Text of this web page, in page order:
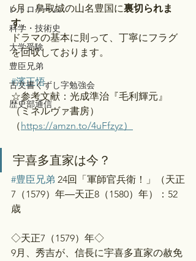
レトロゲーム
科学・技術史
大学受験
豊臣兄弟
古文書くずし字勉強会
歴史部通信
6月、鳥取城の山名豊国に裏切られま
す。
ドラマの基本に則って、丁寧にフラグ
を回収しております。
#濱正悟
☆参考文献：光成準治『毛利輝元』
（ミネルヴァ書房）
（https://amzn.to/4uFfzyz）
宇喜多直家は今？
#豊臣兄弟 24回「軍師官兵衛！」（天正
7（1579）年―天正8（1580）年）：52
歳
◇天正7（1579）年◇
9月、秀吉が、信長に宇喜多直家の赦免